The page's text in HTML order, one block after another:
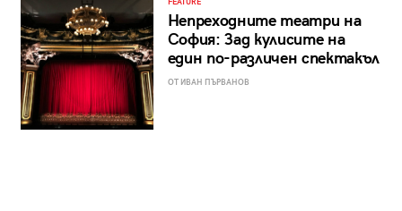
FEATURE
Непреходните театри на
София: Зад кулисите на
един по-различен спектакъл
ОТ ИВАН ПЪРВАНОВ